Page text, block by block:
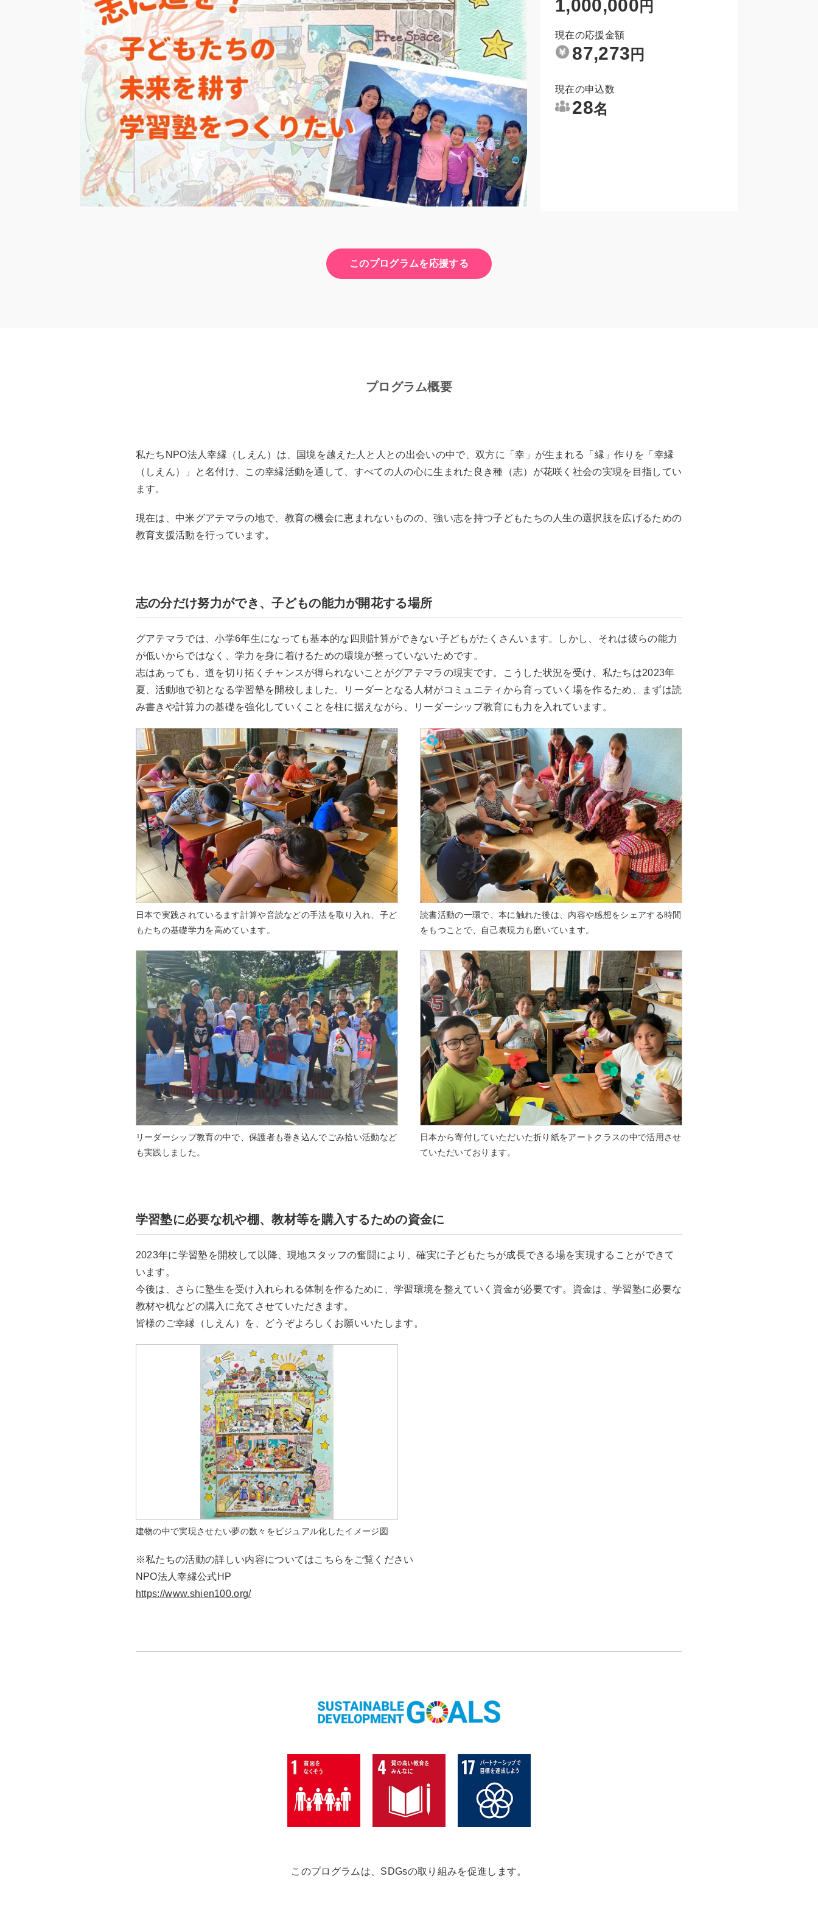
1,000,000 円
現在の応援金額
87,273 円
現在の申込数
28名
このプログラムを応援する
プログラム概要
私たちNPO法人幸縁（しえん）は、国境を越えた人と人との出会いの中で、双方に「幸」が生まれる「縁」作りを「幸縁
（しえん）」と名付け、この幸縁活動を通して、すべての人の心に生まれた良き種（志）が花咲く社会の実現を目指してい
ます。
現在は、中米グアテマラの地で、教育の機会に恵まれないものの、強い志を持つ子どもたちの人生の選択肢を広げるための
教育支援活動を行っています。
志の分だけ努力ができ、子どもの能力が開花する場所
グアテマラでは、小学6年生になっても基本的な四則計算ができない子どもがたくさんいます。しかし、それは彼らの能力
が低いからではなく、学力を身に着けるための環境が整っていないためです。
志はあっても、道を切り拓くチャンスが得られないことがグアテマラの現実です。こうした状況を受け、私たちは2023年
夏、活動地で初となる学習塾を開校しました。リーダーとなる人材がコミュニティから育っていく場を作るため、まずは読
み書きや計算力の基礎を強化していくことを柱に据えながら、リーダーシップ教育にも力を入れています。
日本で実践されているます計算や音読などの手法を取り入れ、子ど
もたちの基礎学力を高めています。
読書活動の一環で、本に触れた後は、内容や感想をシェアする時間
をもつことで、自己表現力も磨いています。
リーダーシップ教育の中で、保護者も巻き込んでごみ拾い活動など
も実践しました。
日本から寄付していただいた折り紙をアートクラスの中で活用させ
ていただいております。
学習塾に必要な机や棚、教材等を購入するための資金に
2023年に学習塾を開校して以降、現地スタッフの奮闘により、確実に子どもたちが成長できる場を実現することができて
います。
今後は、さらに塾生を受け入れられる体制を作るために、学習環境を整えていく資金が必要です。資金は、学習塾に必要な
教材や机などの購入に充てさせていただきます。
皆様のご幸縁（しえん）を、どうぞよろしくお願いいたします。
建物の中で実現させたい夢の数々をビジュアル化したイメージ図
※私たちの活動の詳しい内容についてはこちらをご覧ください
NPO法人幸縁公式HP
https://www.shien100.org/
このプログラムは、SDGsの取り組みを促進します。